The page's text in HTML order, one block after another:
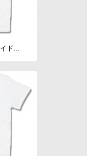
ド...